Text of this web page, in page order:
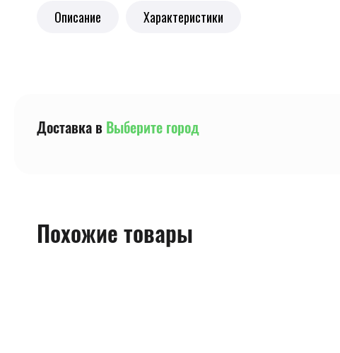
Описание Характеристики
Доставка в Выберите город
Похожие товары